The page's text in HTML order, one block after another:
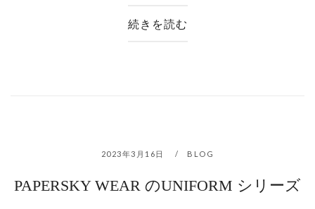
続きを読む
2023年3月16日 BLOG
PAPERSKY WEAR のUNIFORM シリーズ